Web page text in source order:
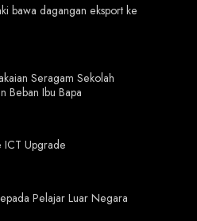
bawa dagangan eksport ke
Seragam Sekolah
Beban Ibu Bapa
ICT Upgrade
Pelajar Luar Negara